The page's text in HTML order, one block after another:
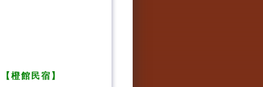
橙館民宿 】